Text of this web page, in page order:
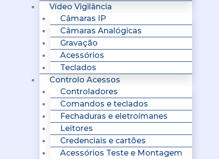
Vídeo Vigilância
Câmaras IP
Câmaras Analógicas
Gravação
Acessórios
Teclados
Controlo Acessos
Controladores
Comandos e teclados
Fechaduras e eletroímanes
Leitores
Credenciais e cartões
Acessórios Teste e Montagem